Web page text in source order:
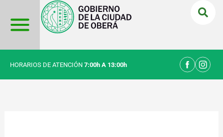
contenido
HORARIOS DE ATENCIÓN 7:00h A 13:00h